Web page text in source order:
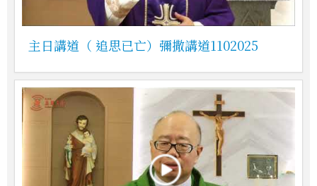
主日講道（ 追思已亡）彌撒講道1102025